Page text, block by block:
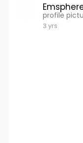
profile
3 yrs